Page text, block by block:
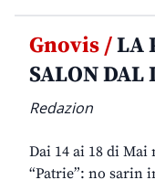
Gnovis /LA
SALON
Redazion
Dai 14 ai 18 di
“Patrie”: no